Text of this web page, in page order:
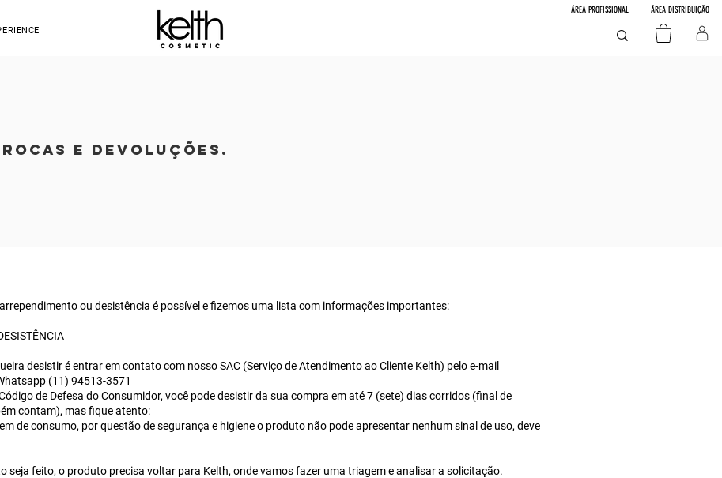
ÁREA DISTRIBUIÇÃO
ÁREA PROFISSIONAL
E DEVOLUÇÕES.
ou desistência é possível e fizemos uma lista com informações importantes:
desistir é entrar em contato com nosso SAC (Serviço de Atendimento ao Cliente Kelth) pelo e-mail
(11) 94513-3571
de Defesa do Consumidor, você pode desistir da sua compra em até 7 (sete) dias corridos (final de
contam), mas fique atento:
de consumo, por questão de segurança e higiene o produto não pode apresentar nenhum sinal de uso, deve
seja feito, o produto precisa voltar para Kelth, onde vamos fazer uma triagem e analisar a solicitação.